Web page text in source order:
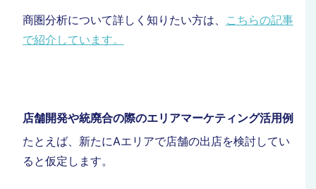
商圏分析について詳しく知りたい方は、
こちらの記事
で紹介しています。
店舗開発や統廃合の際のエリアマーケティング活用例
たとえば、新たにAエリアで店舗の出店を検討してい
ると仮定します。